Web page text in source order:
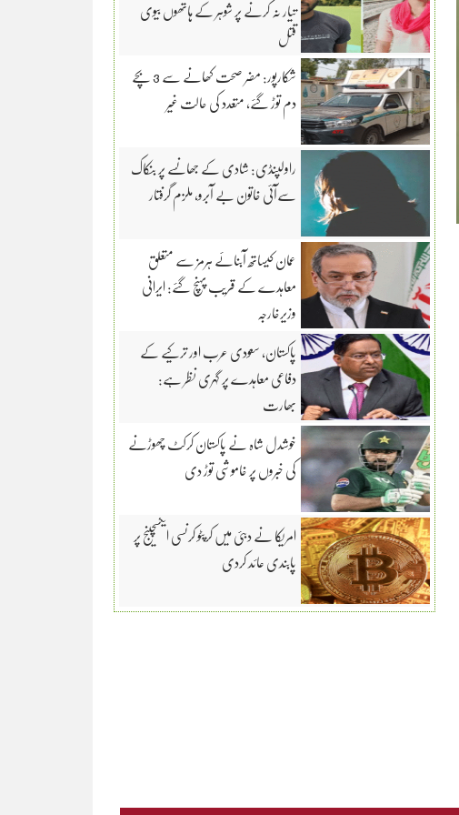
تیار نہ کرنے پر شوہر کے ہاتھوں بیوی
قتل
شکارپور: مضر صحت کھانے سے 3 بچے
دم توڑ گئے، متعدد کی حالت غیر
راولپنڈی: شادی کے جھانسے پر بنکاک
سےآئی خاتون بے آبرو، ملزم گرفتار
عمان کیساتھ آبنائے ہرمز سے متعلق
معاہدے کے قریب پہنچ گئے: ایرانی
وزیرخارجہ
پاکستان، سعودی عرب اور ترکیے کے
دفاعی معاہدے پر گہری نظر ہے:
بھارت
خوشدل شاہ نے پاکستان کرکٹ چھوڑنے
کی خبروں پر خاموشی توڑ دی
امریکا نے دبئی میں کرپٹو کرنسی ایکسچینج پر
پابندی عائد کردی